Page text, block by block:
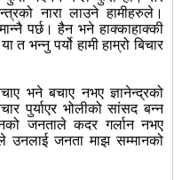
नारा लाउने हामीहरुले।
पर्छ। हैन भने हाक्काहाक्की
त भन्नु पर्यो हामी हाम्रो बिचार
भने बचाए नभए ज्ञानेन्द्रको
पुर्याएर भोलीको सांसद बन्न
जनताले कदर गर्लान नभए
उनलाई जनता माझ सम्मानको